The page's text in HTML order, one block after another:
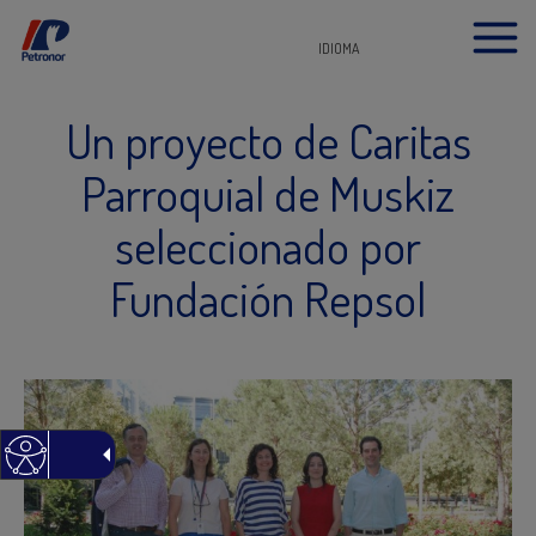
IDIOMA
Un proyecto de Caritas
Parroquial de Muskiz
seleccionado por
Fundación Repsol